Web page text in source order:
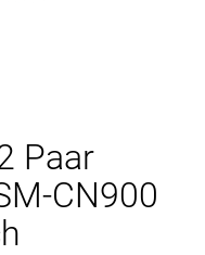
Paar
CN900